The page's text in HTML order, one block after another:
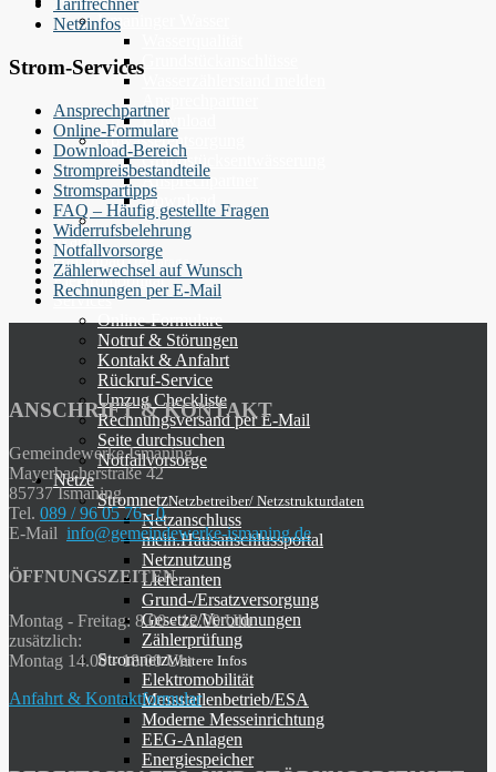
Ismaninger Wasser
Grundstückanschlüsse
Wasserzählerstand melden
Download
Abwasserentsorgung
Grundstücksentwässerung
Ansprechpartner
Download
Wärme
HallenbadTiefgarage
Elektromobilität
Services
Online-Formulare
Notruf & Störungen
Kontakt & Anfahrt
Rückruf-Service
Umzug Checkliste
Rechnungsversand per E-Mail
Seite durchsuchen
Notfallvorsorge
Netze
StromnetzNetzbetreiber/ Netzstrukturdaten
Netzanschluss
mein.Hausanschlussportal
Netznutzung
Lieferanten
Grund-/Ersatzversorgung
Gesetze/Verordnungen
Zählerprüfung
StromnetzWeitere Infos
Elektromobilität
Messstellenbetrieb/ESA
Moderne Messeinrichtung
EEG-Anlagen
Energiespeicher
Tarifrechner
Netzinfos
Strom-Services
Ansprechpartner
Online-Formulare
Download-Bereich
Strompreisbestandteile
Stromspartipps
FAQ – Häufig gestellte Fragen
Widerrufsbelehrung
Notfallvorsorge
Zählerwechsel auf Wunsch
Rechnungen per E-Mail
ANSCHRIFT & KONTAKT
Gemeindewerke Ismaning
Mayerbacherstraße 42
85737 Ismaning
Tel. 089 / 96 05 76 - 0
E-Mail info@gemeindewerke-ismaning.de
ÖFFNUNGSZEITEN
Montag - Freitag: 8.00 - 12.00 Uhr
zusätzlich:
Montag 14.00 - 18.00 Uhr
Anfahrt & Kontaktformular